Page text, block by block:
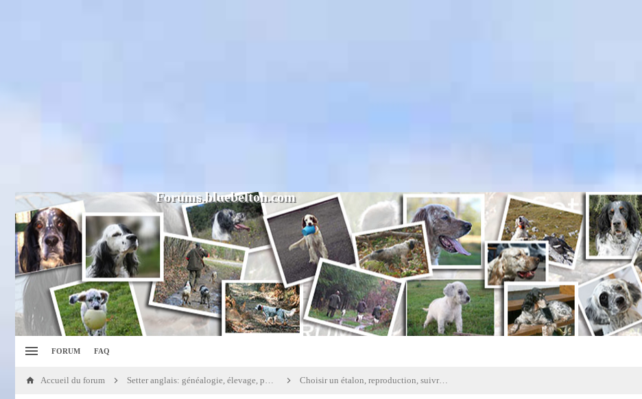
Forums.bluebelton.com
FORUM FAQ
Accueil du forum Setter anglais: généalogie, élevage, portées Choisir un étalon, reproduction, suivre les lignées, discussions élevage